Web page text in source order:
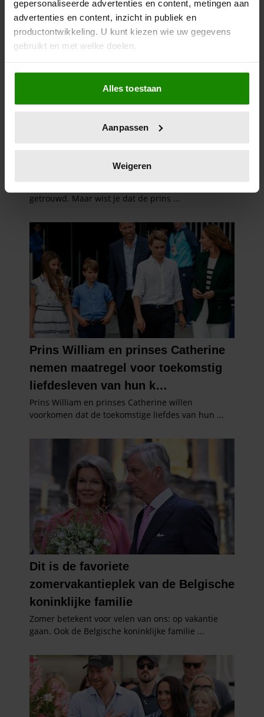
gepersonaliseerde advertenties en content, metingen aan
advertenties en content, inzicht in publiek en
productontwikkeling. U kunt kiezen wie uw gegevens
gebruikt en met welke doelen.
Als u het toestaat, willen we ook graag:
Informatie verzamelen over uw geografische
locatie, die tot een paar meter nauwkeurig kan zijn
scannen op specifieke eigenschappen (fingerprinting)
verwerkt en stel uw voorkeuren in het
intrekken in de Cookieverklaring.
We gebruiken cookies om content en advertenties te
personaliseren, om functies voor social media te bieden
en om ons websiteverkeer te analyseren. Ook delen we
informatie over uw gebruik van onze site met onze
partners voor social media, adverteren en analyse. Deze
partners kunnen deze gegevens combineren met andere
informatie die u aan ze heeft verstrekt of die ze hebben
verzameld op basis van uw gebruik van hun services. U
gaat akkoord met onze cookies als u onze website blijft
gebruiken.
Alles toestaan
Aanpassen
Weigeren